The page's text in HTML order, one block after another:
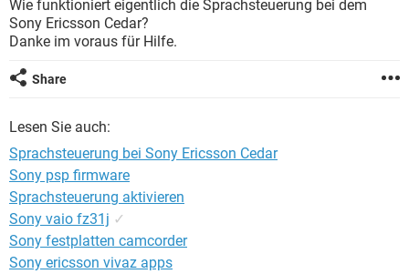
FACEBOOK
WINDOWS 10 INSTAGRAM
WHATSAPP
Wie funktioniert eigentlich die Sprachsteuerung bei dem
Sony Ericsson Cedar?
Danke im voraus für Hilfe.
Share
Lesen Sie auch:
Sprachsteuerung bei Sony Ericsson Cedar
Sony psp firmware
Sprachsteuerung aktivieren
Sony vaio fz31j ✓
Sony festplatten camcorder
Sony ericsson vivaz apps